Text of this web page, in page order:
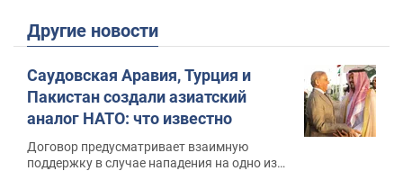
Другие новости
Саудовская Аравия, Турция и
Пакистан создали азиатский
аналог НАТО: что известно
Договор предусматривает взаимную
поддержку в случае нападения на одно из